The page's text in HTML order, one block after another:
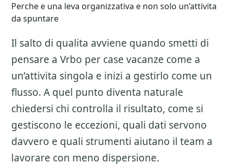
Perche e una leva organizzativa e non solo un’attivita
da spuntare
Il salto di qualita avviene quando smetti di
pensare a Vrbo per case vacanze come a
un’attivita singola e inizi a gestirlo come un
flusso. A quel punto diventa naturale
chiedersi chi controlla il risultato, come si
gestiscono le eccezioni, quali dati servono
davvero e quali strumenti aiutano il team a
lavorare con meno dispersione.